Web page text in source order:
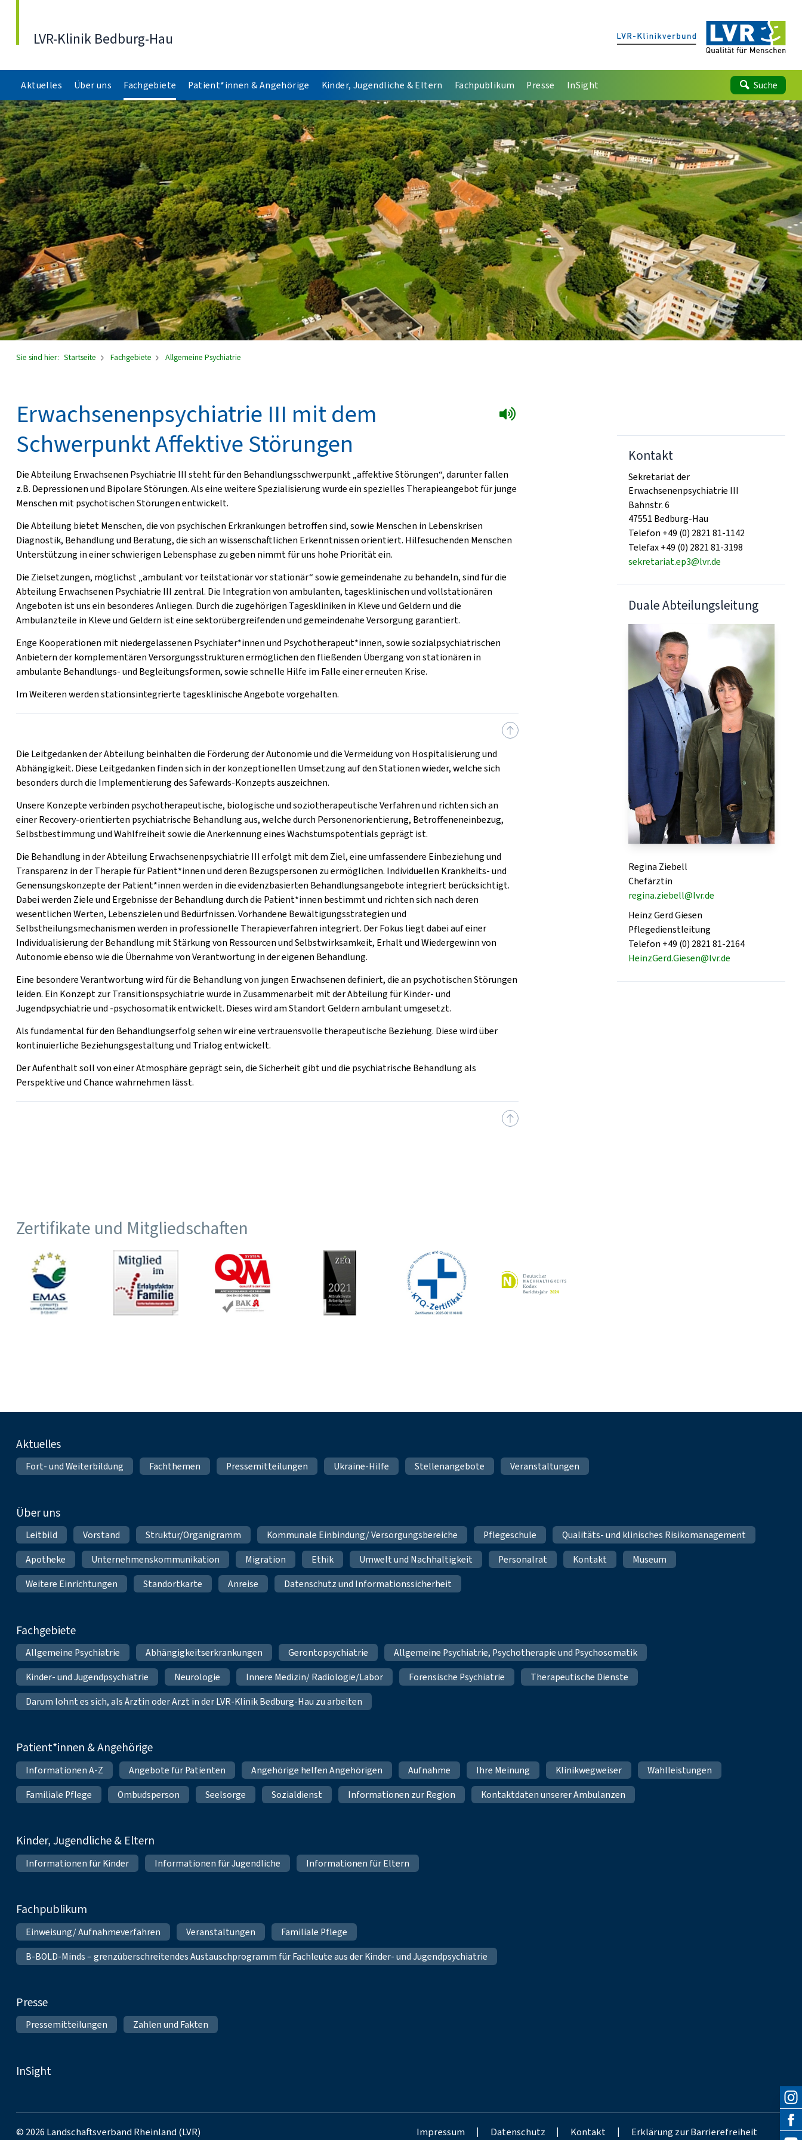
LVR-Klinik Bedburg-Hau
Aktuelles Über uns Fachgebiete Patient*innen & Angehörige Kinder, Jugendliche & Eltern Fachpublikum Presse InSight Suche
Sie sind hier: Startseite Fachgebiete Allgemeine Psychiatrie
Erwachsenenpsychiatrie III mit dem
Schwerpunkt Affektive Störungen
Die Abteilung Erwachsenen Psychiatrie III steht für den Behandlungsschwerpunkt „affektive Störungen“, darunter fallen
z.B. Depressionen und Bipolare Störungen. Als eine weitere Spezialisierung wurde ein spezielles Therapieangebot für junge
Menschen mit psychotischen Störungen entwickelt.
Die Abteilung bietet Menschen, die von psychischen Erkrankungen betroffen sind, sowie Menschen in Lebenskrisen
Diagnostik, Behandlung und Beratung, die sich an wissenschaftlichen Erkenntnissen orientiert. Hilfesuchenden Menschen
Unterstützung in einer schwierigen Lebensphase zu geben nimmt für uns hohe Priorität ein.
Die Zielsetzungen, möglichst „ambulant vor teilstationär vor stationär“ sowie gemeindenahe zu behandeln, sind für die
Abteilung Erwachsenen Psychiatrie III zentral. Die Integration von ambulanten, tagesklinischen und vollstationären
Angeboten ist uns ein besonderes Anliegen. Durch die zugehörigen Tageskliniken in Kleve und Geldern und die
Ambulanzteile in Kleve und Geldern ist eine sektorübergreifenden und gemeindenahe Versorgung garantiert.
Enge Kooperationen mit niedergelassenen Psychiater*innen und Psychotherapeut*innen, sowie sozialpsychiatrischen
Anbietern der komplementären Versorgungsstrukturen ermöglichen den fließenden Übergang von stationären in
ambulante Behandlungs- und Begleitungsformen, sowie schnelle Hilfe im Falle einer erneuten Krise.
Im Weiteren werden stationsintegrierte tagesklinische Angebote vorgehalten.
Die Leitgedanken der Abteilung beinhalten die Förderung der Autonomie und die Vermeidung von Hospitalisierung und
Abhängigkeit. Diese Leitgedanken finden sich in der konzeptionellen Umsetzung auf den Stationen wieder, welche sich
besonders durch die Implementierung des Safewards-Konzepts auszeichnen.
Unsere Konzepte verbinden psychotherapeutische, biologische und soziotherapeutische Verfahren und richten sich an
einer Recovery-​orientierten psychiatrische Behandlung aus, welche durch Personenorientierung, Betroffeneneinbezug,
Selbstbestimmung und Wahlfreiheit sowie die Anerkennung eines Wachstumspotentials geprägt ist.
Die Behandlung in der Abteilung Erwachsenenpsychiatrie III erfolgt mit dem Ziel, eine umfassendere Einbeziehung und
Transparenz in der Therapie für Patient*innen und deren Bezugspersonen zu ermöglichen. Individuellen Krankheits-​ und
Genensungskonzepte der Patient*innen werden in die evidenzbasierten Behandlungsangebote integriert berücksichtigt.
Dabei werden Ziele und Ergebnisse der Behandlung durch die Patient*innen bestimmt und richten sich nach deren
wesentlichen Werten, Lebenszielen und Bedürfnissen. Vorhandene Bewältigungsstrategien und
Selbstheilungsmechanismen werden in professionelle Therapieverfahren integriert. Der Fokus liegt dabei auf einer
Individualisierung der Behandlung mit Stärkung von Ressourcen und Selbstwirksamkeit, Erhalt und Wiedergewinn von
Autonomie ebenso wie die Übernahme von Verantwortung in der eigenen Behandlung.
Eine besondere Verantwortung wird für die Behandlung von jungen Erwachsenen definiert, die an psychotischen Störungen
leiden. Ein Konzept zur Transitionspsychiatrie wurde in Zusammenarbeit mit der Abteilung für Kinder- und
Jugendpsychiatrie und -psychosomatik entwickelt. Dieses wird am Standort Geldern ambulant umgesetzt.
Als fundamental für den Behandlungserfolg sehen wir eine vertrauensvolle therapeutische Beziehung. Diese wird über
kontinuierliche Beziehungsgestaltung und Trialog entwickelt.
Der Aufenthalt soll von einer Atmosphäre geprägt sein, die Sicherheit gibt und die psychiatrische Behandlung als
Perspektive und Chance wahrnehmen lässt.
Kontakt
Sekretariat der
Erwachsenenpsychiatrie III
Bahnstr. 6
47551 Bedburg-Hau
Telefon +49 (0) 2821 81-1142
Telefax +49 (0) 2821 81-3198
sekretariat.ep3@lvr.de
Duale Abteilungsleitung
Regina Ziebell
Chefärztin
regina.ziebell@lvr.de
Heinz Gerd Giesen
Pflegedienstleitung
Telefon +49 (0) 2821 81-2164
HeinzGerd.Giesen@lvr.de
Zertifikate und Mitgliedschaften
Fußnavigation
Aktuelles
Fort- und Weiterbildung Fachthemen Pressemitteilungen Ukraine-Hilfe Stellenangebote Veranstaltungen
Über uns
Leitbild Vorstand Struktur/Organigramm Kommunale Einbindung/ Versorgungsbereiche Pflegeschule
Qualitäts- und klinisches Risikomanagement
Apotheke
Unternehmenskommunikation Migration Ethik Umwelt und Nachhaltigkeit Personalrat Kontakt
Museum
Weitere Einrichtungen
Standortkarte Anreise Datenschutz und Informationssicherheit
Fachgebiete
Allgemeine Psychiatrie Abhängigkeitserkrankungen Gerontopsychiatrie
Allgemeine Psychiatrie, Psychotherapie und Psychosomatik
Kinder- und Jugendpsychiatrie
Neurologie Innere Medizin/ Radiologie/Labor Forensische Psychiatrie
Therapeutische Dienste
Darum lohnt es sich, als Ärztin oder Arzt in der LVR-Klinik Bedburg-Hau zu arbeiten
Patient*innen & Angehörige
Informationen A-Z Angebote für Patienten Angehörige helfen Angehörigen Aufnahme Ihre Meinung Klinikwegweiser
Wahlleistungen
Familiale Pflege
Ombudsperson Seelsorge Sozialdienst Informationen zur Region Kontaktdaten unserer Ambulanzen
Kinder, Jugendliche & Eltern
Informationen für Kinder Informationen für Jugendliche Informationen für Eltern
Fachpublikum
Einweisung/ Aufnahmeverfahren Veranstaltungen
Familiale Pflege
B-BOLD-Minds – grenzüberschreitendes Austauschprogramm für Fachleute aus der Kinder- und Jugendpsychiatrie
Presse
Pressemitteilungen Zahlen und Fakten
InSight
© 2026 Landschaftsverband Rheinland (LVR) Impressum | Datenschutz | Kontakt | Erklärung zur Barrierefreiheit